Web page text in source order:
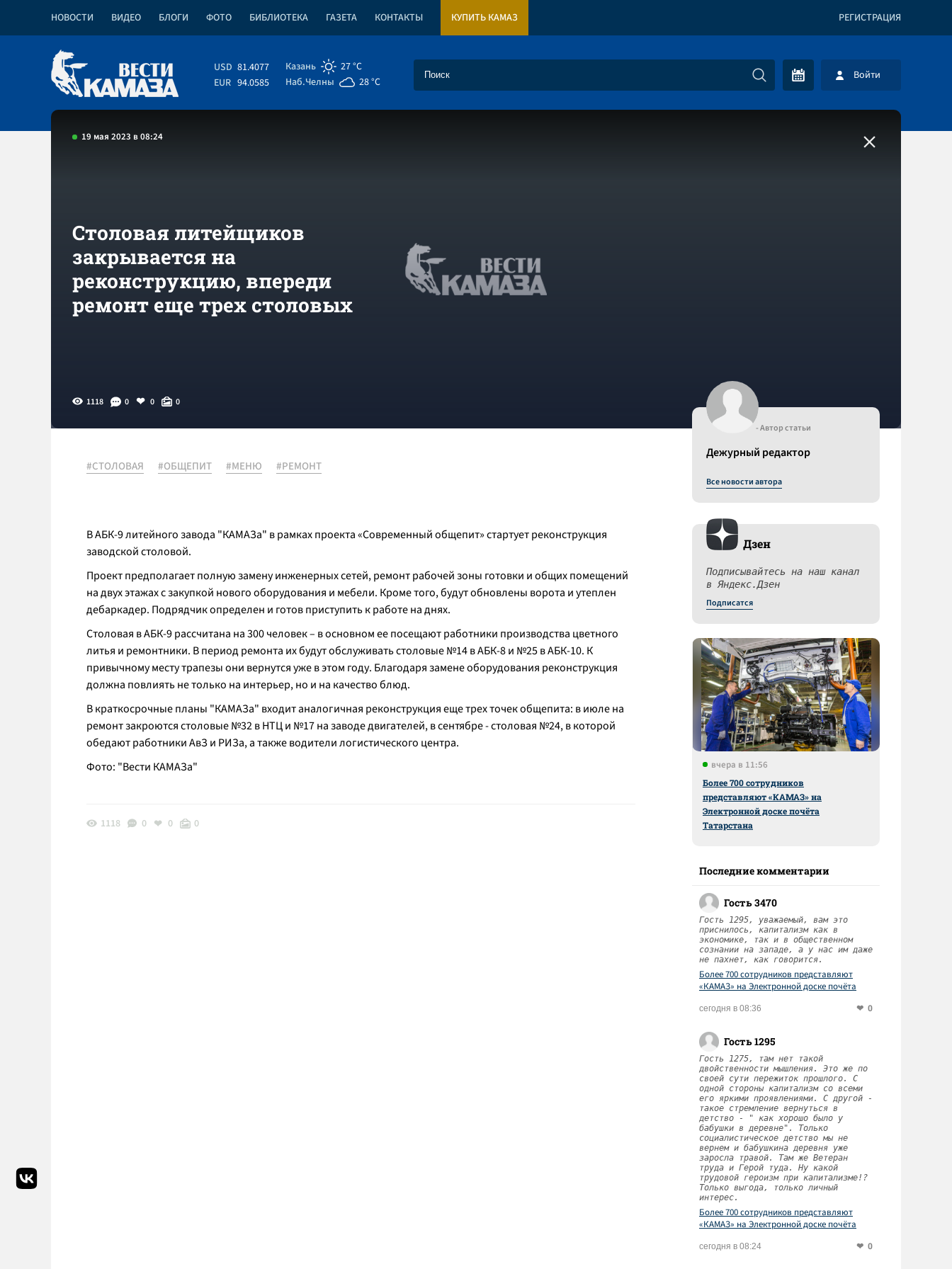
НОВОСТИ ВИДЕО БЛОГИ ФОТО БИБЛИОТЕКА ГАЗЕТА КОНТАКТЫ КУПИТЬ КАМАЗ РЕГИСТРАЦИЯ
USD 81.4077
EUR 94.0585
Казань
27 °C
Наб.Челны
28 °C Войти
19 мая 2023 в 08:24
Столовая литейщиков
закрывается на
реконструкцию, впереди
ремонт еще трех столовых
1118 0 0 0
#СТОЛОВАЯ #ОБЩЕПИТ #МЕНЮ #РЕМОНТ
В АБК-9 литейного завода "КАМАЗа" в рамках проекта «Современный общепит» стартует реконструкция
заводской столовой.
Проект предполагает полную замену инженерных сетей, ремонт рабочей зоны готовки и общих помещений
на двух этажах с закупкой нового оборудования и мебели. Кроме того, будут обновлены ворота и утеплен
дебаркадер. Подрядчик определен и готов приступить к работе на днях.
Столовая в АБК-9 рассчитана на 300 человек – в основном ее посещают работники производства цветного
литья и ремонтники. В период ремонта их будут обслуживать столовые №14 в АБК-8 и №25 в АБК-10. К
привычному месту трапезы они вернутся уже в этом году. Благодаря замене оборудования реконструкция
должна повлиять не только на интерьер, но и на качество блюд.
В краткосрочные планы "КАМАЗа" входит аналогичная реконструкция еще трех точек общепита: в июле на
ремонт закроются столовые №32 в НТЦ и №17 на заводе двигателей, в сентябре - столовая №24, в которой
обедают работники АвЗ и РИЗа, а также водители логистического центра.
Фото: "Вести КАМАЗа"
1118 0 0 0
- Автор статьи
Дежурный редактор
Все новости автора
Дзен
Подписывайтесь на наш канал
в Яндекс.Дзен
Подписатся
вчера в 11:56
Более 700 сотрудников
представляют «КАМАЗ» на
Электронной доске почёта
Татарстана
Последние комментарии
Гость 3470
Гость 1295, уважаемый, вам это
приснилось, капитализм как в
экономике, так и в общественном
сознании на западе, а у нас им даже
не пахнет, как говорится.
Более 700 сотрудников представляют
«КАМАЗ» на Электронной доске почёта
сегодня в 08:36 0
Гость 1295
Гость 1275, там нет такой
двойственности мышления. Это же по
своей сути пережиток прошлого. С
одной стороны капитализм со всеми
его яркими проявлениями. С другой -
такое стремление вернуться в
детство - " как хорошо было у
бабушки в деревне". Только
социалистическое детство мы не
вернем и бабушкина деревня уже
заросла травой. Там же Ветеран
труда и Герой туда. Ну какой
трудовой героизм при капитализме!?
Только выгода, только личный
интерес.
Более 700 сотрудников представляют
«КАМАЗ» на Электронной доске почёта
сегодня в 08:24 0